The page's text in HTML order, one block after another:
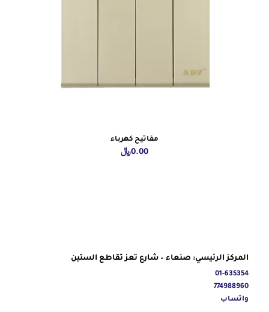
مفاتيح كهرباء
0.00﷼
المركز الرئيسي: صنعاء – شارع تعز تقاطع الستين
01-635354
774988960
واتساب